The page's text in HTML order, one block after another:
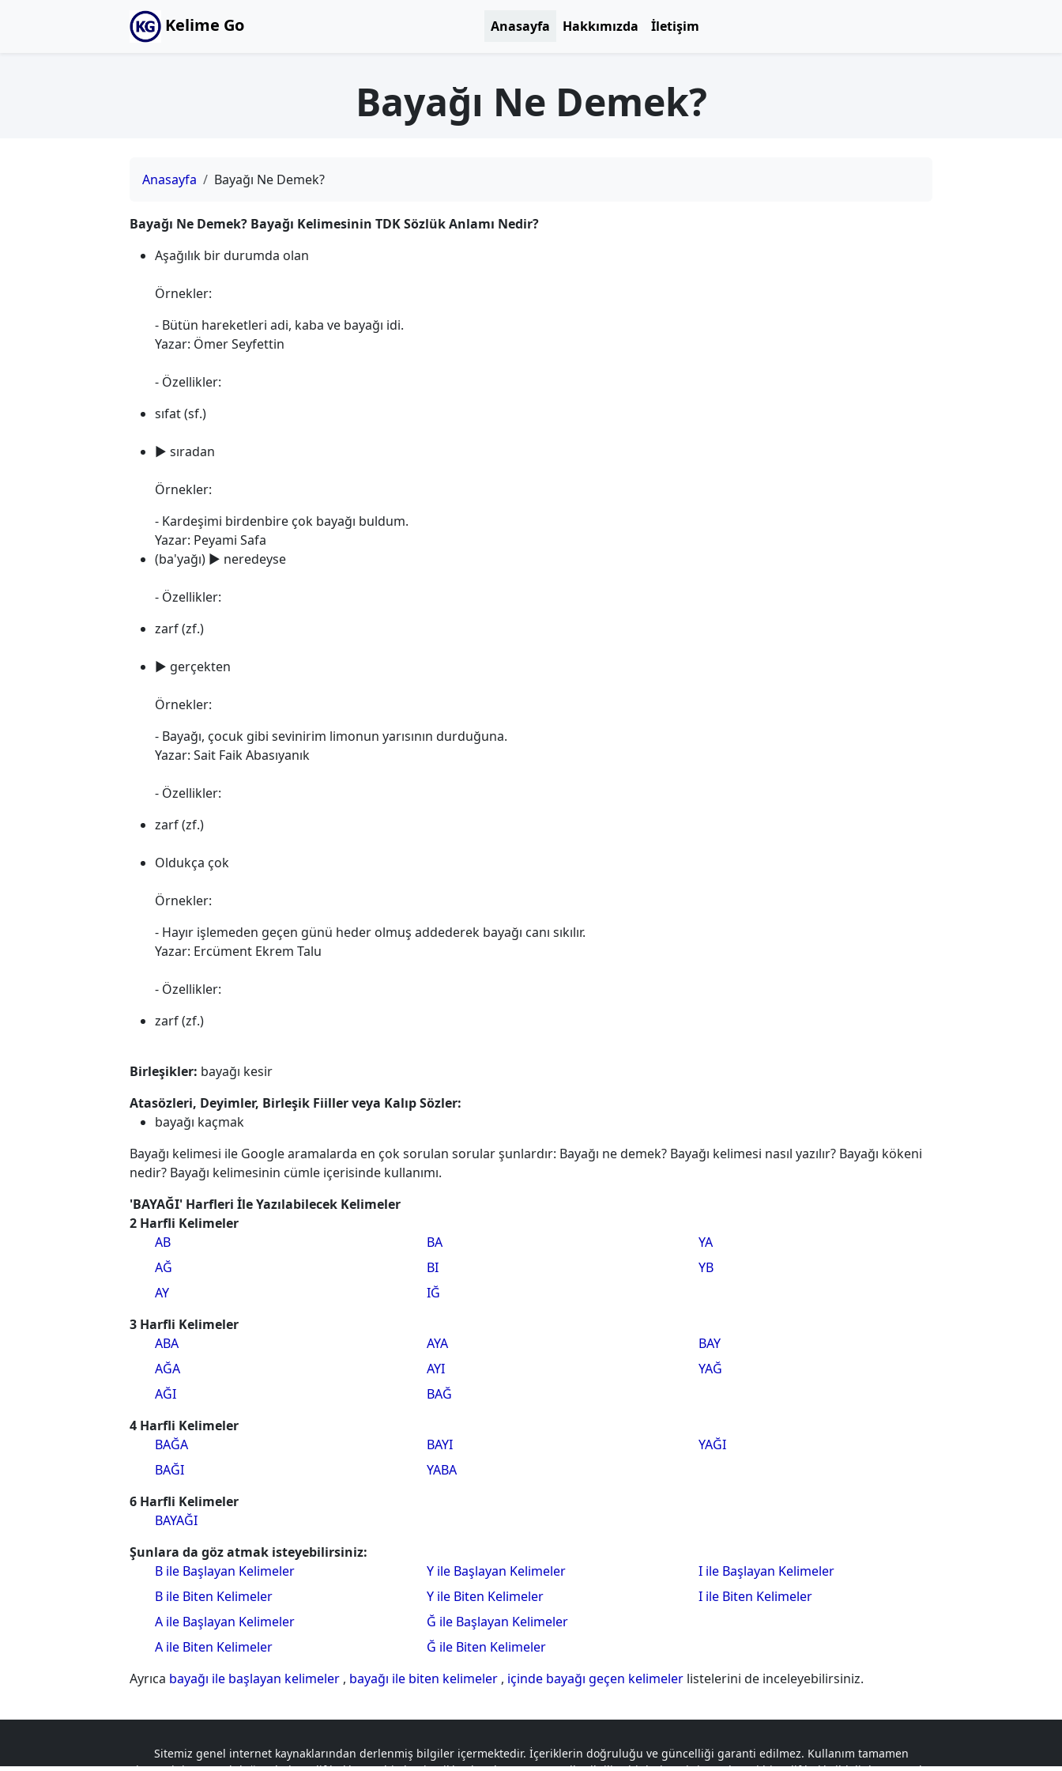
Kelime Go Anasayfa Hakkımızda İletişim
Bayağı Ne Demek?
Anasayfa Bayağı Ne Demek?
Bayağı Ne Demek? Bayağı Kelimesinin TDK Sözlük Anlamı Nedir?
Aşağılık bir durumda olan
Örnekler:
- Bütün hareketleri adi, kaba ve bayağı idi.
Yazar: Ömer Seyfettin
- Özellikler:
sıfat (sf.)
► sıradan
Örnekler:
- Kardeşimi birdenbire çok bayağı buldum.
Yazar: Peyami Safa
(ba'yağı) ► neredeyse
- Özellikler:
zarf (zf.)
► gerçekten
Örnekler:
- Bayağı, çocuk gibi sevinirim limonun yarısının durduğuna.
Yazar: Sait Faik Abasıyanık
- Özellikler:
zarf (zf.)
Oldukça çok
Örnekler:
- Hayır işlemeden geçen günü heder olmuş addederek bayağı canı sıkılır.
Yazar: Ercüment Ekrem Talu
- Özellikler:
zarf (zf.)
Birleşikler: bayağı kesir
Atasözleri, Deyimler, Birleşik Fiiller veya Kalıp Sözler:
bayağı kaçmak
Bayağı kelimesi ile Google aramalarda en çok sorulan sorular şunlardır: Bayağı ne demek? Bayağı kelimesi nasıl yazılır? Bayağı kökeni
nedir? Bayağı kelimesinin cümle içerisinde kullanımı.
'BAYAĞI' Harfleri İle Yazılabilecek Kelimeler
2 Harfli Kelimeler
AB
AĞ
AY
BA
BI
IĞ
YA
YB
3 Harfli Kelimeler
ABA
AĞA
AĞI
AYA
AYI
BAĞ
BAY
YAĞ
4 Harfli Kelimeler
BAĞA
BAĞI
BAYI
YABA
YAĞI
6 Harfli Kelimeler
BAYAĞI
Şunlara da göz atmak isteyebilirsiniz:
B ile Başlayan Kelimeler
B ile Biten Kelimeler
A ile Başlayan Kelimeler
A ile Biten Kelimeler
Y ile Başlayan Kelimeler
Y ile Biten Kelimeler
Ğ ile Başlayan Kelimeler
Ğ ile Biten Kelimeler
I ile Başlayan Kelimeler
I ile Biten Kelimeler
Ayrıca bayağı ile başlayan kelimeler , bayağı ile biten kelimeler , içinde bayağı geçen kelimeler listelerini de inceleyebilirsiniz.
Sitemiz genel internet kaynaklarından derlenmiş bilgiler içermektedir. İçeriklerin doğruluğu ve güncelliği garanti edilmez. Kullanım tamamen